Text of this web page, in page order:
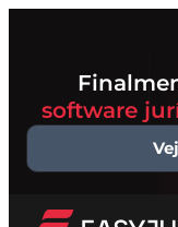
software